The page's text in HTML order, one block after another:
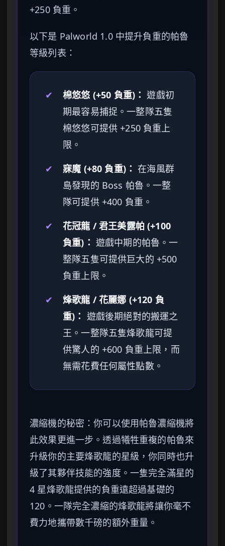
+250 負重。
以下是 Palworld 1.0 中提升負重的帕魯
等級列表：
✔ 棉悠悠 (+50 負重)： 遊戲初
期最容易捕捉。一整隊五隻
棉悠悠可提供 +250 負重上
限。
✔
寐魔 (+80 負重)： 在海風群
島發現的 Boss 帕魯。一整
隊可提供 +400 負重。
✔
花冠龍 / 君王美露帕 (+100
負重)： 遊戲中期的帕魯。一
整隊五隻可提供巨大的 +500
負重上限。
✔
烽歌龍 / 花麗娜 (+120 負
重)： 遊戲後期絕對的搬運之
王。一整隊五隻烽歌龍可提
供驚人的 +600 負重上限，而
無需花費任何屬性點數。
濃縮機的秘密：你可以使用帕魯濃縮機將
此效果更進一步。透過犧牲重複的帕魯來
升級你的主要烽歌龍的星級，你同時也升
級了其夥伴技能的強度。一隻完全滿星的
4 星烽歌龍提供的負重遠超過基礎的
120。一隊完全濃縮的烽歌龍將讓你毫不
費力地攜帶數千磅的額外重量。